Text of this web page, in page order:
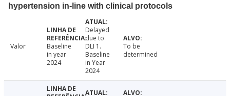
hypertension in-line with clinical protocols
Valor
Baseline
in year
2024
Delayed
due to
DLI 1.
Baseline
in Year
2024
To be
determined